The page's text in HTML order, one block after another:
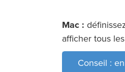
Mac :
afficher tous
Conseil :